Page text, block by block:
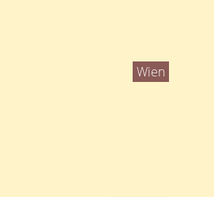
Wien